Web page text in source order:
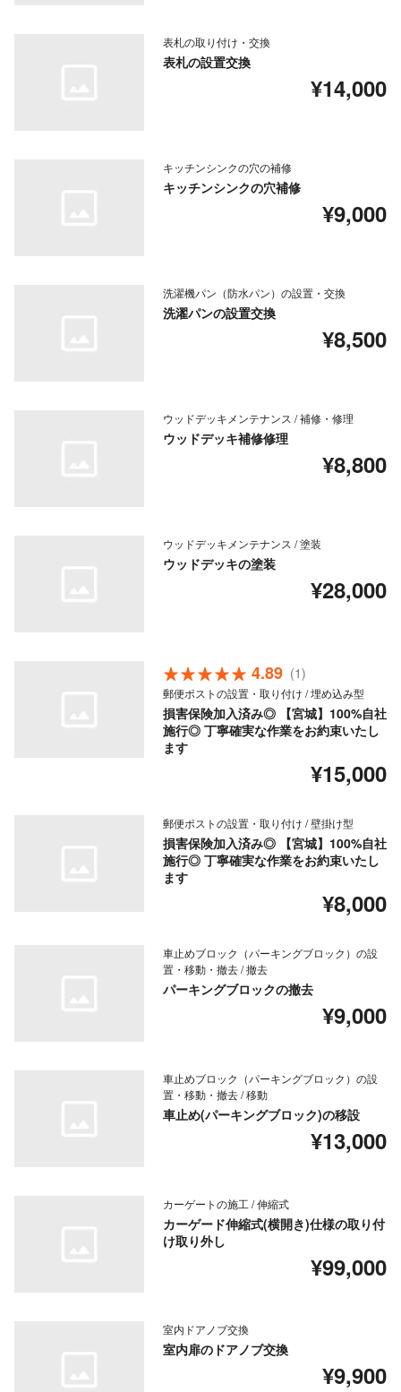
表札の取り付け・交換
表札の設置交換
¥14,000
キッチンシンクの穴の補修
キッチンシンクの穴補修
¥9,000
洗濯機パン（防水パン）の設置・交換
洗濯パンの設置交換
¥8,500
ウッドデッキメンテナンス / 補修・修理
ウッドデッキ補修修理
¥8,800
ウッドデッキメンテナンス / 塗装
ウッドデッキの塗装
¥28,000
4.89 (1)
郵便ポストの設置・取り付け / 埋め込み型
損害保険加入済み◎ 【宮城】100%自社
施行◎ 丁寧確実な作業をお約束いたし
ます
¥15,000
郵便ポストの設置・取り付け / 壁掛け型
損害保険加入済み◎ 【宮城】100%自社
施行◎ 丁寧確実な作業をお約束いたし
ます
¥8,000
車止めブロック（パーキングブロック）の設
置・移動・撤去 / 撤去
パーキングブロックの撤去
¥9,000
車止めブロック（パーキングブロック）の設
置・移動・撤去 / 移動
車止め(パーキングブロック)の移設
¥13,000
カーゲートの施工 / 伸縮式
カーゲード伸縮式(横開き)仕様の取り付
け取り外し
¥99,000
室内ドアノブ交換
室内扉のドアノブ交換
¥9,900